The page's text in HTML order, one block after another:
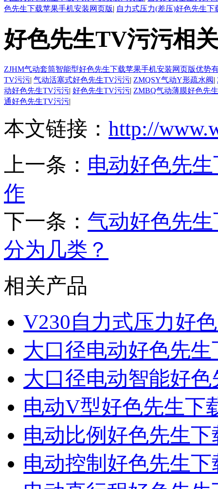
色先生下载苹果手机安装网页版| 自力式压力(差压)好色先生
好色先生TV污污相
ZJHM气动套筒智能型好色先生下载苹果手机安装网页版优势
TV污污| 气动活塞式好色先生TV污污| ZMQSY气动Y形疏水阀|
动好色先生TV污污| 好色先生TV污污| ZMBQ气动薄膜好色先
通好色先生TV污污|
本文链接： http://
上一条： 电动好色先
作
下一条： 气动好色先
分为几类？
相关产品
V230自力式压力好
大口径电动好色先
大口径电动智能好
电动V型好色先生下
电动比例好色先生
电动控制好色先生